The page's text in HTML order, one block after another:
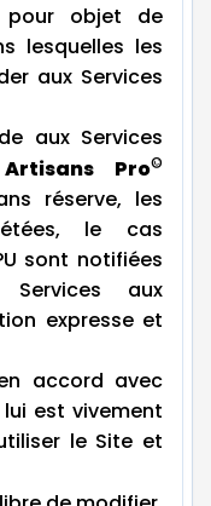
pour objet de
lesquelles les
aux Services
aux Services
Pro©
réserve, les
le cas
sont notifiées
aux
expresse et
accord avec
est vivement
le Site et